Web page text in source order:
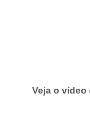
Veja o vídeo